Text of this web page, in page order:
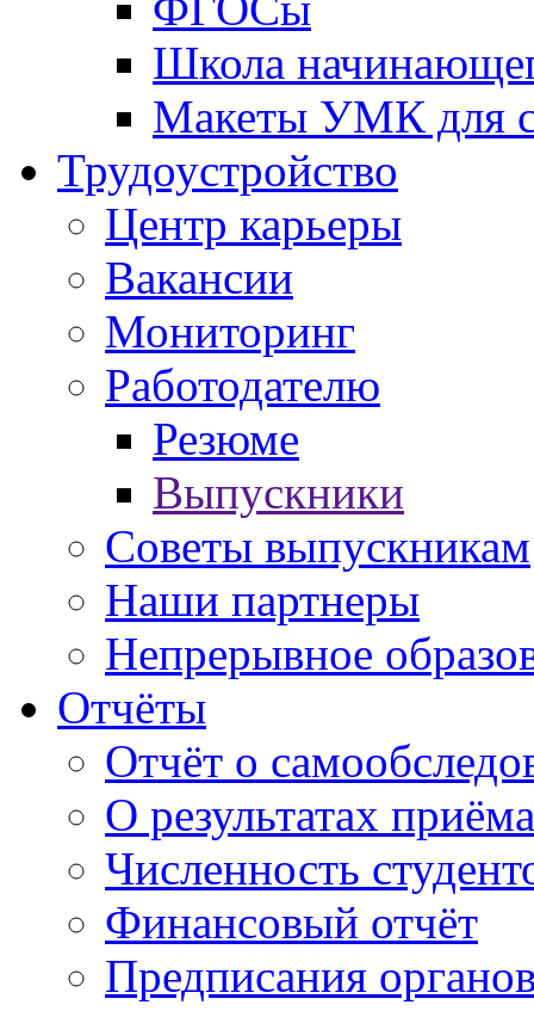
Школа
Макеты УМК для
Трудоустройство
Центр карьеры
Вакансии
Мониторинг
Работодателю
Резюме
Выпускники
Советы выпускникам
Наши партнеры
Непрерывное
Отчёты
Отчёт о
О результатах приёма
Численность
Финансовый отчёт
Предписания